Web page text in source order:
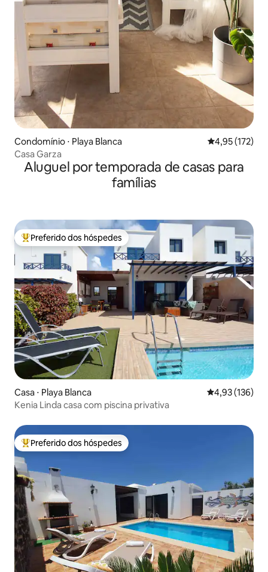
Condomínio ⋅ Playa Blanca 4,95 de uma
4,95 (172)
Casa Garza
Aluguel por temporada de casas para
famílias
Entre os melhores preferidos dos hóspedes
Preferido dos hóspedes
Casa ⋅ Playa Blanca 4,93 de uma
4,93 (136)
Kenia Linda casa com piscina privativa
Entre os melhores preferidos dos hóspedes
Preferido dos hóspedes